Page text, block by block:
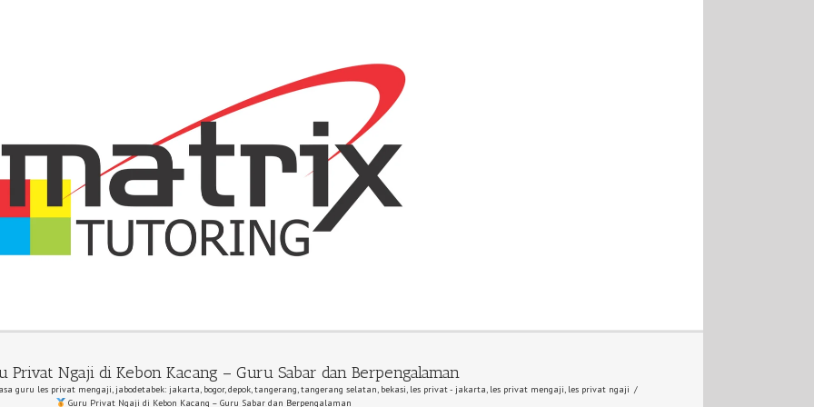
Privat Ngaji di Kebon Kacang – Guru Sabar dan Berpengalaman
guru les privat mengaji, jabodetabek: jakarta, bogor, depok, tangerang, tangerang selatan, bekasi, les privat - jakarta, les privat mengaji, les privat ngaji /
Guru Privat Ngaji di Kebon Kacang – Guru Sabar dan Berpengalaman